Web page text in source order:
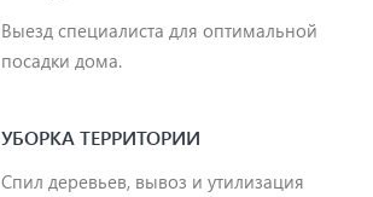
Выезд специалиста для оптимальной
посадки дома.
УБОРКА ТЕРРИТОРИИ
Спил деревьев, вывоз и утилизация